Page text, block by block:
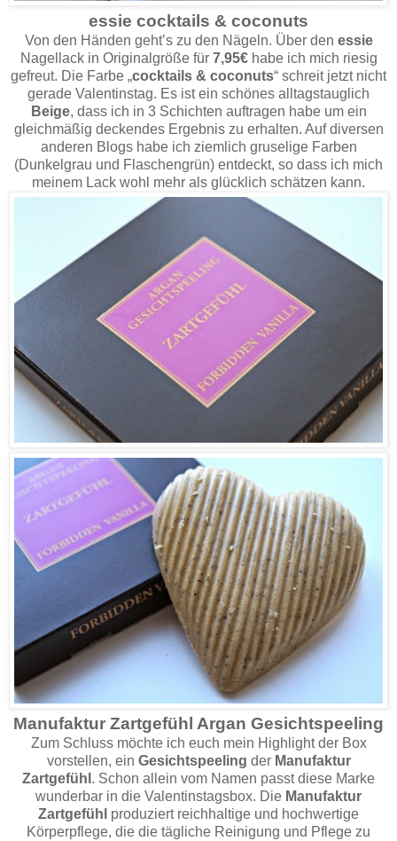
essie cocktails & coconuts
Von den Händen geht’s zu den Nägeln. Über den essie
Nagellack in Originalgröße für 7,95€habe ich mich riesig
gefreut. Die Farbe „cocktails & coconuts“ schreit jetzt nicht
gerade Valentinstag. Es ist ein schönes alltagstauglich
Beige, dass ich in 3 Schichten auftragen habe um ein
gleichmäßig deckendes Ergebnis zu erhalten. Auf diversen
anderen Blogs habe ich ziemlich gruselige Farben
(Dunkelgrau und Flaschengrün) entdeckt, so dass ich mich
meinem Lack wohl mehr als glücklich schätzen kann.
Manufaktur Zartgefühl Argan Gesichtspeeling
Zum Schluss möchte ich euch mein Highlight der Box
vorstellen, ein Gesichtspeeling der Manufaktur
Zartgefühl . Schon allein vom Namen passt diese Marke
wunderbar in die Valentinstagsbox. Die Manufaktur
Zartgefühl produziert reichhaltige und hochwertige
Körperpflege, die die tägliche Reinigung und Pflege zu